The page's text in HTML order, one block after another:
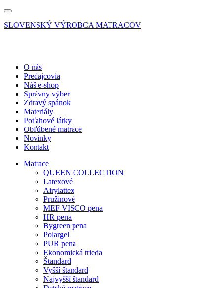
SLOVENSKÝ VÝROBCA MATRACOV
O nás
Predajcovia
Náš e-shop
Správny výber
Zdravý spánok
Materiály
Poťahové látky
Obľúbené matrace
Novinky
Kontakt
Matrace
QUEEN COLLECTION
Latexové
Airylattex
Pružinové
MEF VISCO pena
HR pena
Bygreen pena
Polargel
PUR pena
Ekonomická trieda
Štandard
Vyšší štandard
Najvyšší štandard